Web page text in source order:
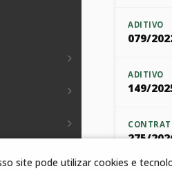
ADITIVO
079/
ADITIVO
149/
275/
site pode utilizar cookies e